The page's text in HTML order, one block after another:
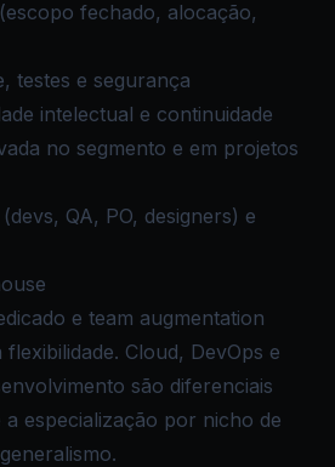
fechado, alocação,
testes e segurança
intelectual e continuidade
no segmento e em projetos
QA, PO, designers) e
e team augmentation
Cloud, DevOps e
são diferenciais
a especialização por nicho de